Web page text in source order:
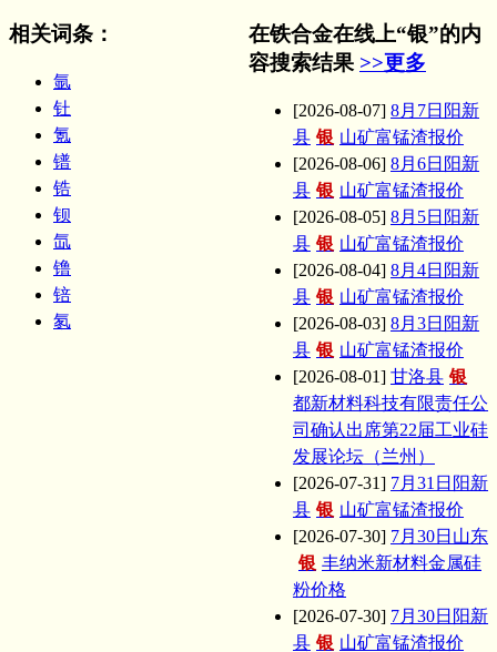
相关词条 ：
氩
钍
氪
镨
锆
钡
氙
镥
锫
氡
在铁合金在线上“银”的内
容搜索结果 >>更多
[2026-08-07] 8月7日阳新
县 银 山矿富锰渣报价
[2026-08-06] 8月6日阳新
县 银 山矿富锰渣报价
[2026-08-05] 8月5日阳新
县 银 山矿富锰渣报价
[2026-08-04] 8月4日阳新
县 银 山矿富锰渣报价
[2026-08-03] 8月3日阳新
县 银 山矿富锰渣报价
[2026-08-01] 甘洛县 银
都新材料科技有限责任公
司确认出席第22届工业硅
发展论坛（兰州）
[2026-07-31] 7月31日阳新
县 银 山矿富锰渣报价
[2026-07-30] 7月30日山东
银 丰纳米新材料金属硅
粉价格
[2026-07-30] 7月30日阳新
县 银 山矿富锰渣报价